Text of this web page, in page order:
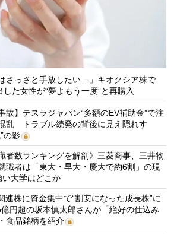
さっさと手放したい…」キオクシア株で
た女性が“夢よもう一度”と再購入
故】テスラジャパン“多額のEV補助金”で注
乱 トラブル続発の背後に見え隠れす
の影
者数ランキングを解剖》三菱商事、三井物
職者は「東大・早大・慶大で約6割」の現
大学はどこか
連株に資金集中で“割安になった成長株”に
円超の坂本慎太郎さんが「絶好の仕込み
食品銘柄を紹介